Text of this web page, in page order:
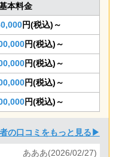
本料金
円(税込)～
円(税込)～
円(税込)～
円(税込)～
円(税込)～
の口コミをもっと見る▶
あああ(2026/02/27)